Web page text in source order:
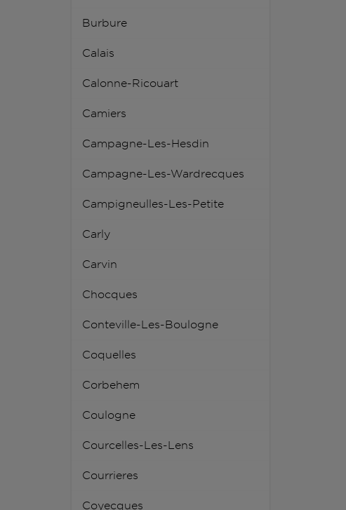
Burbure
Calais
Calonne-Ricouart
Camiers
Campagne-Les-Hesdin
Campagne-Les-Wardrecques
Campigneulles-Les-Petite
Carly
Carvin
Chocques
Conteville-Les-Boulogne
Coquelles
Corbehem
Coulogne
Courcelles-Les-Lens
Courrieres
Coyecques